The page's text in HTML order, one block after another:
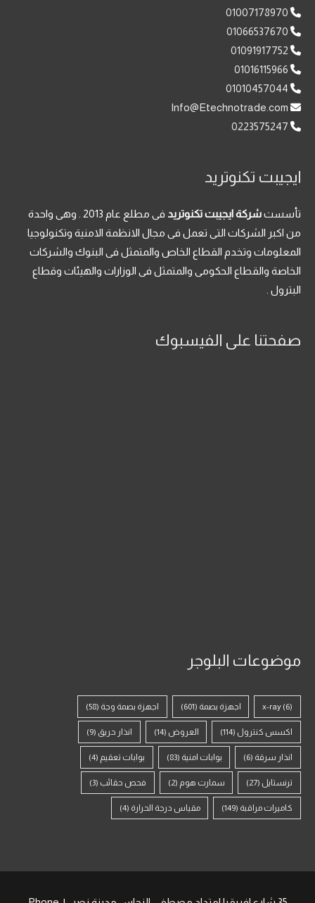
01007178970
01066537670
01091917752
01016115966
01010457044
0223575247
ايجيبت تكنوتريد
تأسستشركة ايجيبت تكنوتريد
فى مطلع عام 2013 . وهى واحدة
من اكبر الشركات التى تعمل فى مجال الانظمة الامنية وتكنولوجيا
المعلومات وتخدم القطاع الخاص والمتمثل فى البنوك والشركات
الخاصة والقطاع الحكومى والمتمثل فى الوزارات والهيئات وقطاع
البترول .
صفحتنا على الفيسبوك
موضوعات البلوجر
x-ray (6) اجهزة بصمة (601) اجهزة بصمة وجة (58)
اكسس كنترول (114) العروض (14) انذار حريق (9)
انذار سرقة (6) بوابات امنية (83) بوابات تعقيم (4)
ترنستايل (27) سمارت هوم (2) فحص حقائب (3)
كاميرات مراقبة (149) مقياس درجة الحرارة (4)